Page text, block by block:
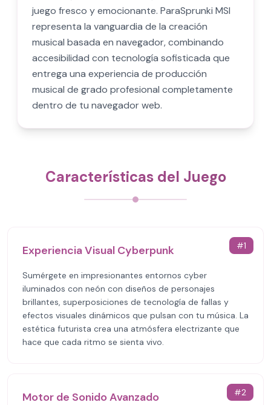
juego fresco y emocionante. ParaSprunki MSI
representa la vanguardia de la creación
musical basada en navegador, combinando
accesibilidad con tecnología sofisticada que
entrega una experiencia de producción
musical de grado profesional completamente
dentro de tu navegador web.
Características del Juego
#1
Experiencia Visual Cyberpunk
Sumérgete en impresionantes entornos cyber
iluminados con neón con diseños de personajes
brillantes, superposiciones de tecnología de fallas y
efectos visuales dinámicos que pulsan con tu música. La
estética futurista crea una atmósfera electrizante que
hace que cada ritmo se sienta vivo.
#2
Motor de Sonido Avanzado